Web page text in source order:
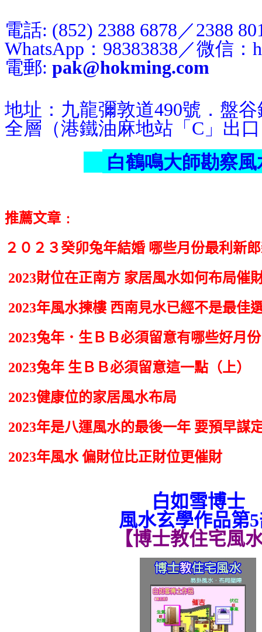
電話: (852) 2388 6878／2388
WhatsApp：98383838／微信：
電郵: pak@hokming.com
地址：九龍彌敦道490號．盤
全層（港鐵油麻地站「C」出
白鶴鳴大師勘察風
推薦文章﹕
２０２３癸卯兔年結婚 哪些月份最利新
2023財位在正南方 家居風水如何布局催
2023年風水揀樓 西南見水已經不是最佳
2023兔年．生ＢＢ必須留意有哪些好月
2023兔年 生ＢＢ必須留意這一點（上）
2023健康位的家居風水布局
2023年是八運風水的最後一年 要預早謀
2023年風水 偏財位比正財位更催財
白如雪博士
風水玄學作品第
【博士教住宅風